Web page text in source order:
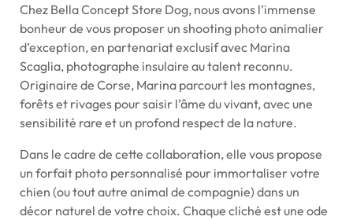
Chez Bella Concept Store Dog, nous avons l’immense
bonheur de vous proposer un shooting photo animalier
d’exception, en partenariat exclusif avec Marina
Scaglia, photographe insulaire au talent reconnu.
Originaire de Corse, Marina parcourt les montagnes,
forêts et rivages pour saisir l’âme du vivant, avec une
sensibilité rare et un profond respect de la nature.
Dans le cadre de cette collaboration, elle vous propose
un forfait photo personnalisé pour immortaliser votre
chien (ou tout autre animal de compagnie) dans un
décor naturel de votre choix. Chaque cliché est une ode